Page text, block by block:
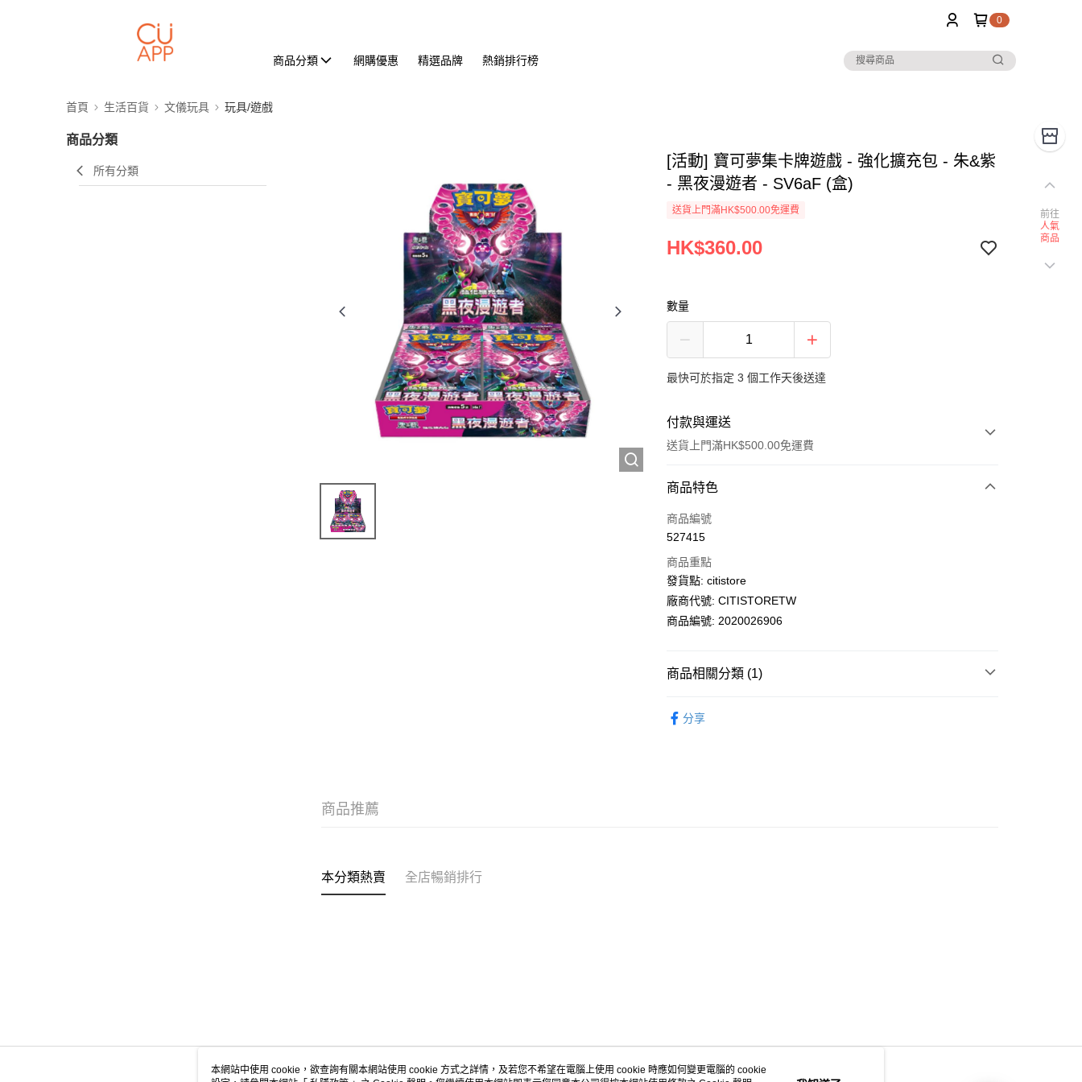
0
商品分類 網購優惠 精選品牌 熱銷排行榜
首頁 生活百貨 文儀玩具 玩具/遊戲
商品分類
所有分類
[活動] 寶可夢集卡牌遊戲 - 強化擴充包 - 朱&紫
- 黑夜漫遊者 - SV6aF (盒)
送貨上門滿HK$500.00免運費
HK$360.00
數量
最快可於指定 3 個工作天後送達
付款與運送
送貨上門滿HK$500.00免運費
付款方式
信用卡
PayMe
WeChat Pay
每筆HK$100.00，滿HK$500.00或以上免運費
商品特色
商品編號
527415
商品重點
發貨點: citistore
廠商代號: CITISTORETW
商品編號: 2020026906
商品相關分類 (1)
分享
商品推薦
本分類熱賣 全店暢銷排行
前往
人氣
商品
本網站中使用 cookie，欲查詢有關本網站使用 cookie 方式之詳情，及若您不希望在電腦上使用 cookie 時應如何變更電腦的 cookie